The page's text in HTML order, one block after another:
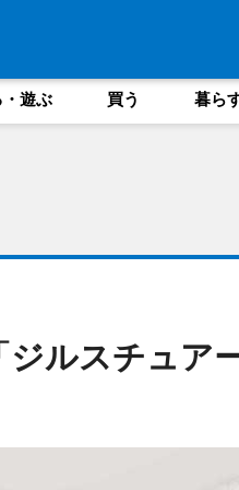
・遊ぶ 買う 暮ら
ルスチュア